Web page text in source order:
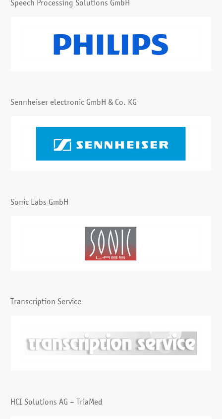
Speech Processing Solutions GmbH
Sennheiser electronic GmbH & Co. KG
Sonic Labs GmbH
Transcription Service
HCI Solutions AG – TriaMed